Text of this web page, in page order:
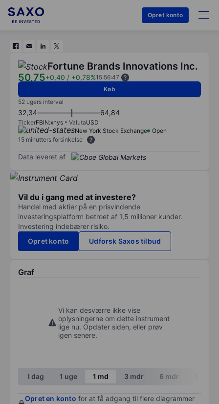
Opret konto
Fortune Brands Innovations Inc.
50,75+0,40 / +0,78%15:56:47
Køb
52 ugers interval
32,34 64,84
TickerFBIN:xnys ValutaUSD
New York Stock Exchange
Open
15 minutters forsinkelse
Data leveret af
Vil du i gang med at investere?
Handel med aktier på en prisvindende
investeringsplatform betroet af 1,5 millioner kunder.
Investering indebærer risiko.
Opret konto
Udforsk Saxos tilbud
Graf
Vi kan desværre ikke vise
oplysningerne om dette instrument
lige nu. Opdater siden, eller prøv
igen senere.
I dag 1 uge 1 md 3 mdr 6 mdr
Opret en konto for at få adgang til flere diagrammer